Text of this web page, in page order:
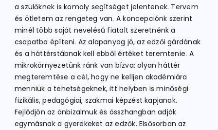
a szülőknek is komoly segítséget jelentenek. Tervem
és ötletem az rengeteg van. A koncepciónk szerint
minél több saját nevelésű fiatalt szeretnénk a
csapatba építeni. Az alapanyag jó, az edzői gárdának
és a háttérstábnak kell ebből értéket teremtenie. A
mikrokörnyezetünk ránk van bízva: olyan háttér
megteremtése a cél, hogy ne kelljen akadémiára
menniük a tehetségeknek, itt helyben is minőségi
fizikális, pedagógiai, szakmai képzést kapjanak.
Fejlődjön az önbizalmuk és összhangban adják
egymásnak a gyerekeket az edzők. Elsősorban az